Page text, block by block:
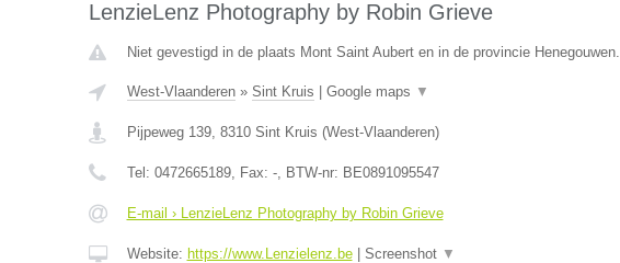
LenzieLenz Photography by Robin Grieve
Niet gevestigd in de plaats Mont Saint Aubert en in de provincie Henegouwen.
West-Vlaanderen» Sint Kruis Google maps ▼
Pijpeweg 139, 8310 Sint Kruis (West-Vlaanderen)
Tel: 0472665189, Fax: -, BTW-nr: BE0891095547
E-mail › LenzieLenz Photography by Robin Grieve
Website: https://www.Lenzielenz.be| Screenshot ▼